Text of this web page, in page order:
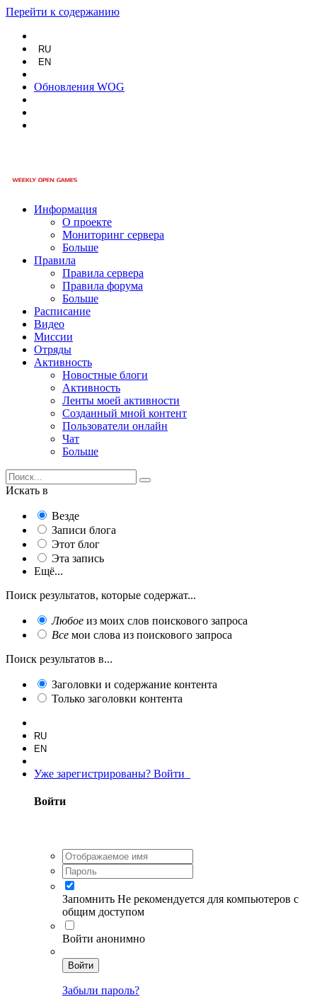
Перейти к содержанию
RU
EN
Обновления WOG
Информация
О проекте
Мониторинг сервера
Больше
Правила
Правила сервера
Правила форума
Больше
Расписание
Видео
Миссии
Отряды
Активность
Новостные блоги
Активность
Ленты моей активности
Созданный мной контент
Пользователи онлайн
Чат
Больше
Искать в
Везде
Записи блога
Этот блог
Эта запись
Ещё...
Поиск результатов, которые содержат...
Любое из моих слов поискового запроса
Все мои слова из поискового запроса
Поиск результатов в...
Заголовки и содержание контента
Только заголовки контента
RU
EN
Уже зарегистрированы? Войти
Войти
Запомнить Не рекомендуется для компьютеров с
общим доступом
Войти анонимно
Войти
Забыли пароль?